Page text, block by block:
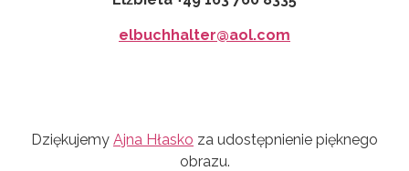
elbuchhalter@aol.com
Dziękujemy Ajna Hłasko za udostępnienie pięknego
obrazu.